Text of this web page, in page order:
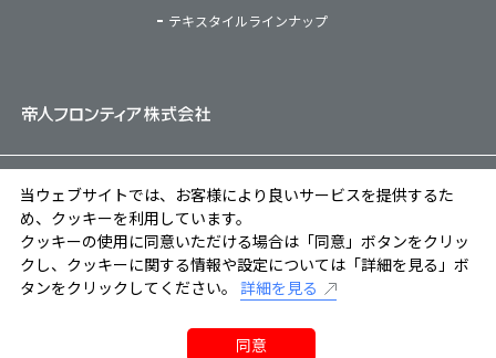
お問い合わせフォーム
テキスタイルラインナップ
ご利用条件 プライバシーポリシー ソーシャルメディアポリシー
クッキーポリシー
Copyright © TEIJIN FRONTIER CO., LTD. All Rights Reserved.
同意
当ウェブサイトでは、お客様により良いサービスを提供するた
め、クッキーを利用しています。
クッキーの使用に同意いただける場合は「同意」ボタンをクリッ
クし、クッキーに関する情報や設定については「詳細を見る」ボ
タンをクリックしてください。 詳細を見る